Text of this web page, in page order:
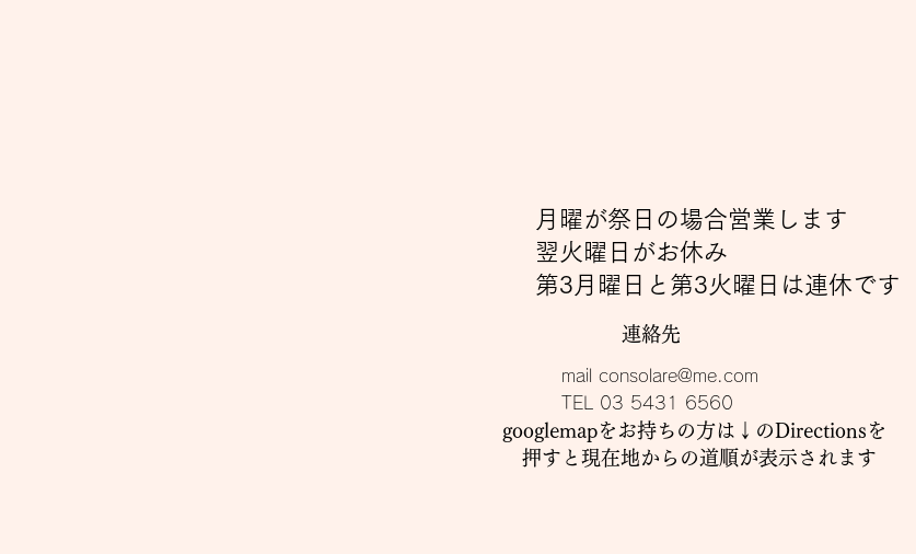
月曜が祭日の場合営業します
翌火曜日がお休み
​第3月曜日と第3火曜日は連休です
​連絡先
mail consolare@me.com
TEL 03 5431 6560
googlemapをお持ちの方は↓のDirectionsを
押すと現在地からの道順が表示されます